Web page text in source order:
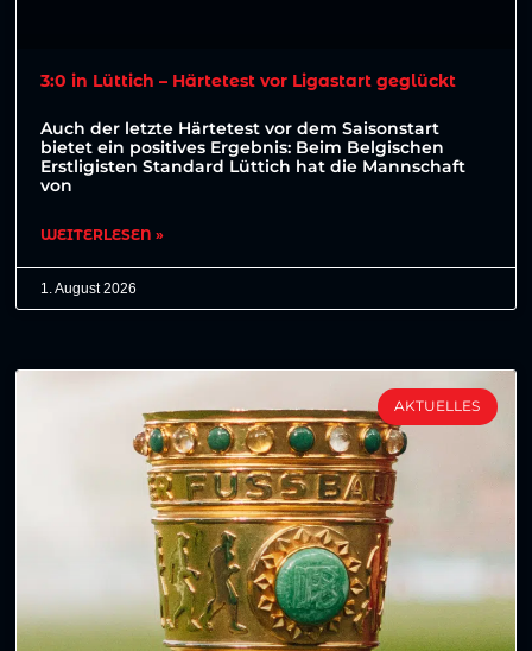
3:0 in Lüttich – Härtetest vor Ligastart geglückt
Auch der letzte Härtetest vor dem Saisonstart
bietet ein positives Ergebnis: Beim Belgischen
Erstligisten Standard Lüttich hat die Mannschaft
von
WEITERLESEN »
1. August 2026
AKTUELLES